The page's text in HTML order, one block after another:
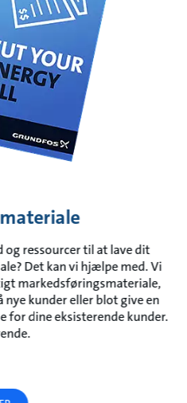
ressourcer til at lave dit
Det kan vi hjælpe med. Vi
markedsføringsmateriale,
kunder eller blot give en
for dine eksisterende kunder.